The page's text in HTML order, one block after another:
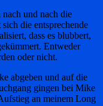
und nach die
die entsprechende
dass es blubbert,
Entweder
oder nicht.
abgeben und auf die
gingen bei Mike
an meinem Long